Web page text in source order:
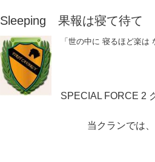
Sleeping 果報は寝て待て
「世の中に 寝るほど楽は
SPECIAL FORCE 2
当クランでは、マナーを守